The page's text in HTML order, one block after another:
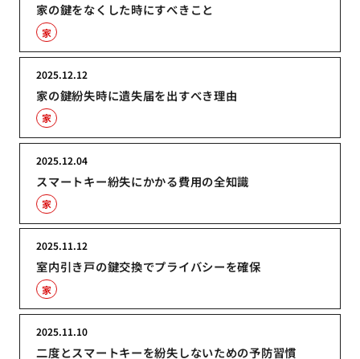
家の鍵をなくした時にすべきこと
家
家の鍵紛失時に遺失届を出すべき理由
2025.12.12
家
スマートキー紛失にかかる費用の全知識
2025.12.04
家
室内引き戸の鍵交換でプライバシーを確保
2025.11.12
家
二度とスマートキーを紛失しないための予防習慣
2025.11.10